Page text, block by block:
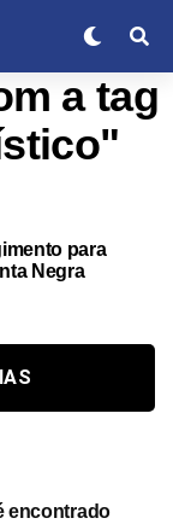
a tag
para
Negra
encontrado